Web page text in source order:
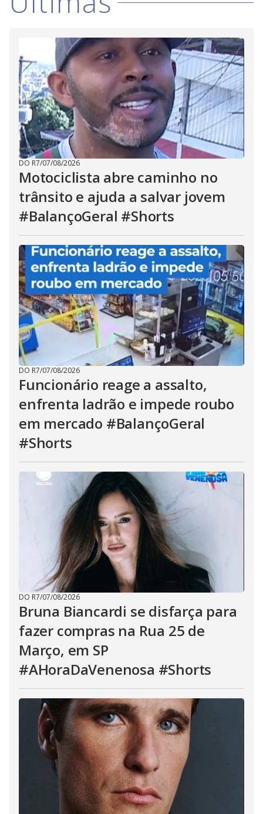
DO R7/07/08/2026
Motociclista abre caminho no
trânsito e ajuda a salvar jovem
#BalançoGeral #Shorts
DO R7/07/08/2026
Funcionário reage a assalto,
enfrenta ladrão e impede roubo
em mercado #BalançoGeral
#Shorts
DO R7/07/08/2026
Bruna Biancardi se disfarça para
fazer compras na Rua 25 de
Março, em SP
#AHoraDaVenenosa #Shorts